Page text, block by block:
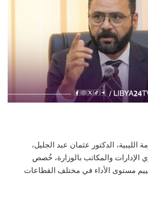
الليبية، الدكتور عثمان عبد الجليل،
الإدارات والمكاتب بالوزارة، خُصص
مستوى الأداء في مختلف القطاعات